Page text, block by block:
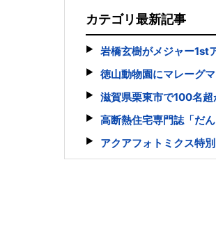
カテゴリ最新記事
岩橋玄樹がメジャー1st
徳山動物園にマレーグ
滋賀県栗東市で100名
高断熱住宅専門誌「だ
アクアフォトミクス特